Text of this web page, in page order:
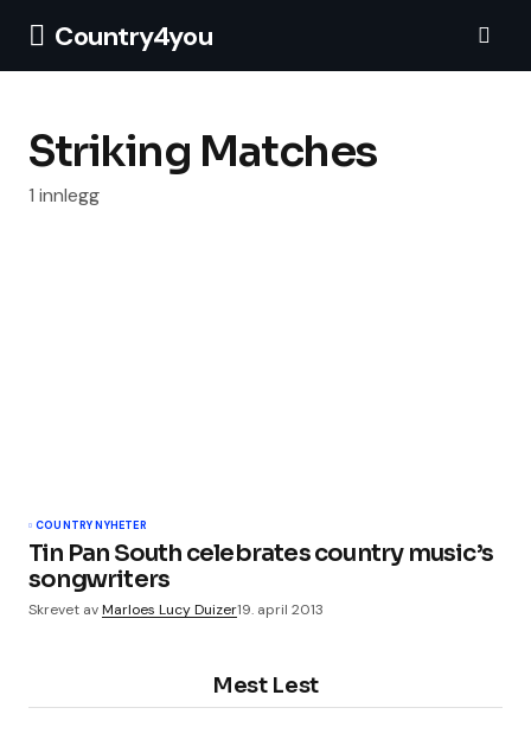
Country4you
Striking Matches
1 innlegg
COUNTRY NYHETER
Tin Pan South celebrates country music’s
songwriters
Skrevet avMarloes Lucy Duizer19. april 2013
Mest Lest